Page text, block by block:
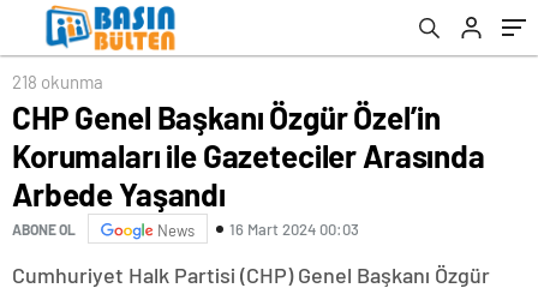
218 okunma
CHP Genel Başkanı Özgür Özel’in
Korumaları ile Gazeteciler Arasında
Arbede Yaşandı
ABONE OL News 16 Mart 2024 00:03
Cumhuriyet Halk Partisi (CHP) Genel Başkanı Özgür